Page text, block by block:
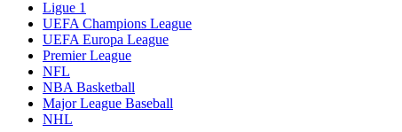
Ligue 1
UEFA Champions League
UEFA Europa League
Premier League
NFL
NBA Basketball
Major League Baseball
NHL